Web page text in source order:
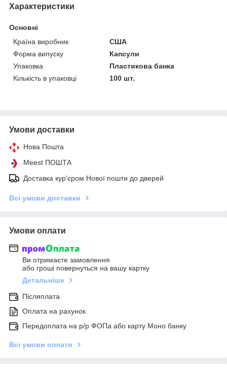
Характеристики
Основні
Країна виробник
США
Форма випуску
Капсули
Упаковка
Пластикова банка
Кількість в упаковці
100 шт.
Умови доставки
Нова Пошта
Meest ПОШТА
Доставка кур'єром Нової пошти до дверей
Всі умови доставки
Умови оплати
Ви отримаєте замовлення
або гроші повернуться на вашу картку
Детальніше
Післяплата
Оплата на рахунок
Передоплата на р/р ФОПа або карту Моно банку
Всі умови оплати